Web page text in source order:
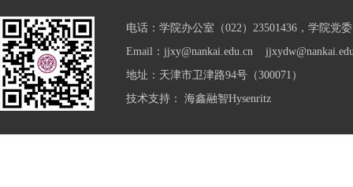
电话：学院办公室（022）23501436，学院党
Email：jjxy@nankai.edu.cn
地址：天津市卫津路94号（300071）
技术支持： 海鑫融智Hysenritz